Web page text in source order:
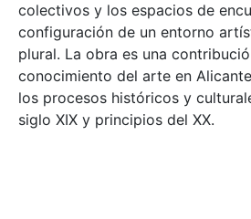
colectivos y los espacios de
configuración de un entorno
plural. La obra es una
conocimiento del arte en
los procesos históricos y
siglo XIX y principios del XX.